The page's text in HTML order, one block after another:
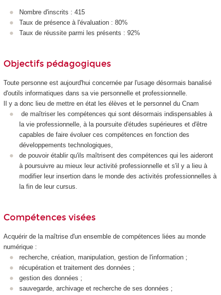
Nombre d'inscrits : 415
Taux de présence à l'évaluation : 80%
Taux de réussite parmi les présents : 92%
Objectifs pédagogiques
Toute personne est aujourd'hui concernée par l'usage désormais banalisé
d'outils informatiques dans sa vie personnelle et professionnelle.
Il y a donc lieu de mettre en état les élèves et le personnel du Cnam
de maîtriser les compétences qui sont désormais indispensables à
la vie professionnelle, à la poursuite d'études supérieures et d'être
capables de faire évoluer ces compétences en fonction des
développements technologiques,
de pouvoir établir qu'ils maîtrisent des compétences qui les aideront
à poursuivre au mieux leur activité professionnelle et s'il y a lieu à
modifier leur insertion dans le monde des activités professionnelles à
la fin de leur cursus.
Compétences visées
Acquérir de la maîtrise d'un ensemble de compétences liées au monde
numérique :
recherche, création, manipulation, gestion de l'information ;
récupération et traitement des données ;
gestion des données ;
sauvegarde, archivage et recherche de ses données ;